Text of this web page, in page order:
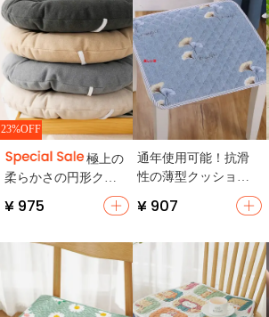
23%OFF
極上の
柔らかさの円形クッ
用・厚手・学生用】
¥ 975
通年使用可能！抗滑
性の薄型クッション
用・オフィス・カフ
¥ 907